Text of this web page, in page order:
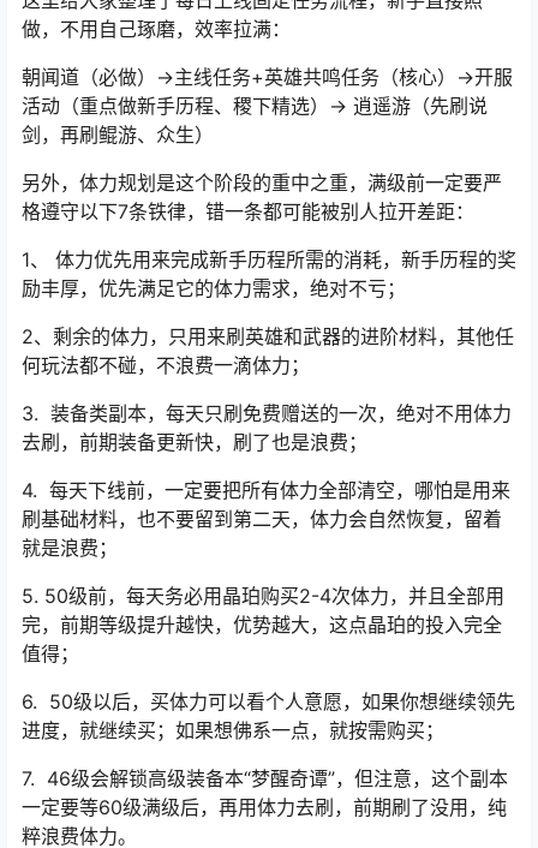
溯闻、天地、人间、万物（这四个是解谜探索类玩法，难
专题攻略，或者组队一起做，避免浪费时间）。
这里给大家整理了每日上线固定任务流程，新手直接照
朝闻道（必做）→主线任务+英雄共鸣任务（核心）→开服
剑
，再刷鲲游、众生）
另外，体力规划是这个阶段的重中之重，满级前一定要严
格遵守以下7条铁律，错一条都可能被别人拉开差距：
1、 体力优先用来完成新手历程所需的消耗，新手历程的奖
励丰厚，优先满足它的体力需求，绝对不亏；
2、剩余的体力，只用来刷英雄和武器的进阶材料，其他任
何玩法都不碰，不浪费一滴体力；
3. 装备类副本，每天只刷免费赠送的一次，绝对不用体力
去刷，前期装备更新快，刷了也是浪费；
4. 每天下线前，一定要把所有体力全部清空，哪怕是用来
刷基础材料，也不要留到第二天，体力会自然恢复，留着
就是浪费；
5. 50级前，每天务必用晶珀购买2-4次体力，并且全部用
完，前期等级提升越快，优势越大，这点晶珀的投入完全
值得；
6. 50级以后，买体力可以看个人意愿，如果你想继续领先